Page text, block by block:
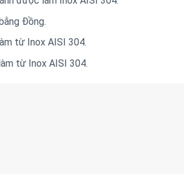
Đồng.
từ Inox AISI 304.
từ Inox AISI 304.